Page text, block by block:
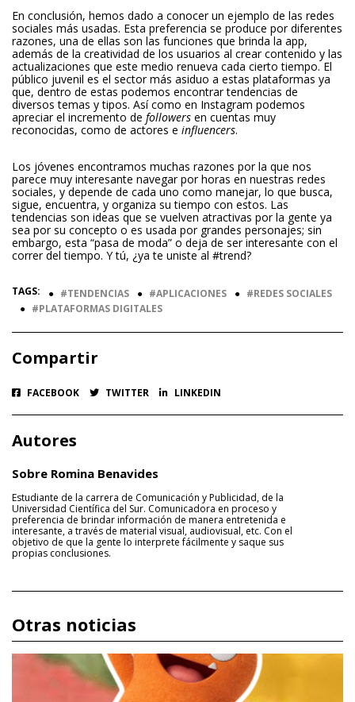
En conclusión, hemos dado a conocer un ejemplo de las redes
sociales más usadas. Esta preferencia se produce por diferentes
razones, una de ellas son las funciones que brinda la app,
además de la creatividad de los usuarios al crear contenido y las
actualizaciones que este medio renueva cada cierto tiempo. El
público juvenil es el sector más asiduo a estas plataformas ya
que, dentro de estas podemos encontrar tendencias de
diversos temas y tipos. Así como en Instagram podemos
apreciar el incremento de followers en cuentas muy
reconocidas, como de actores e influencers.
Los jóvenes encontramos muchas razones por la que nos
parece muy interesante navegar por horas en nuestras redes
sociales, y depende de cada uno como manejar, lo que busca,
sigue, encuentra, y organiza su tiempo con estos. Las
tendencias son ideas que se vuelven atractivas por la gente ya
sea por su concepto o es usada por grandes personajes; sin
embargo, esta “pasa de moda” o deja de ser interesante con el
correr del tiempo. Y tú, ¿ya te uniste al #trend?
TAGS: ● TENDENCIAS ● APLICACIONES ●
REDES SOCIALES
●
PLATAFORMAS DIGITALES
Compartir
FACEBOOK TWITTER LINKEDIN
Autores
Sobre Romina Benavides
Estudiante de la carrera de Comunicación y Publicidad, de la
Universidad Científica del Sur. Comunicadora en proceso y
preferencia de brindar información de manera entretenida e
interesante, a través de material visual, audiovisual, etc. Con el
objetivo de que la gente lo interprete fácilmente y saque sus
propias conclusiones.
Otras noticias